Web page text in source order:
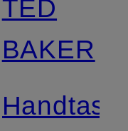
TED
BAKER